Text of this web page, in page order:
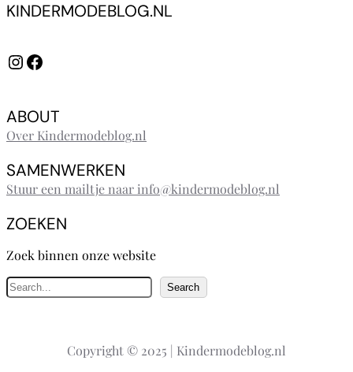
KINDERMODEBLOG.NL
InstagramFacebook
ABOUT
Over Kindermodeblog.nl
SAMENWERKEN
Stuur een mailtje naar info@kindermodeblog.nl
ZOEKEN
Zoek binnen onze website
Z
o
e
Search
Copyright © 2025 | Kindermodeblog.nl